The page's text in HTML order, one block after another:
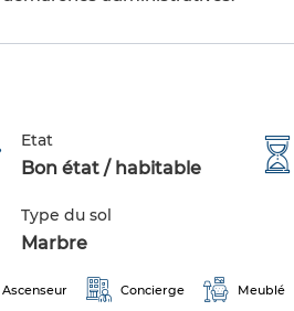
Etat
Bon état / habitable
Type du sol
Marbre
Ascenseur Concierge Meublé